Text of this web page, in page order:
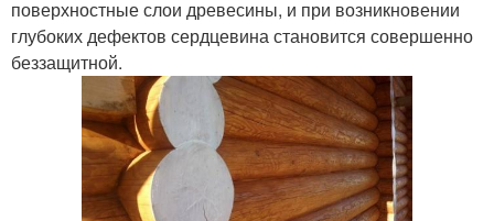
поверхностные слои древесины, и при возникновении
глубоких дефектов сердцевина становится совершенно
беззащитной.